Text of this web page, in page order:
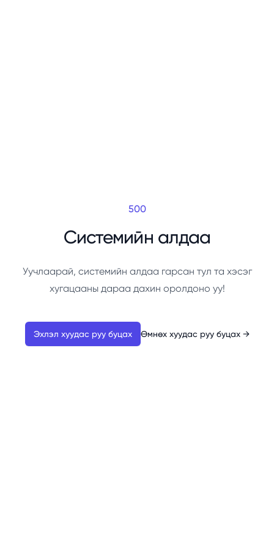
500
Системийн алдаа
Уучлаарай, системийн алдаа гарсан тул та хэсэг
хугацааны дараа дахин оролдоно уу!
Эхлэл хуудас руу буцах Өмнөх хуудас руу буцах →